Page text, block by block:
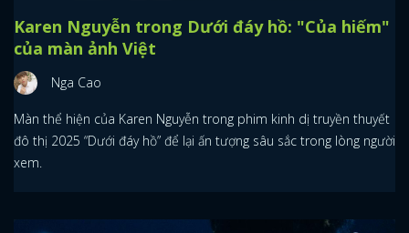
Karen Nguyễn trong Dưới đáy hồ: "Của hiếm"
của màn ảnh Việt
Nga Cao
Màn thể hiện của Karen Nguyễn trong phim kinh dị truyền thuyết
đô thị 2025 “Dưới đáy hồ” để lại ấn tượng sâu sắc trong lòng người
xem.